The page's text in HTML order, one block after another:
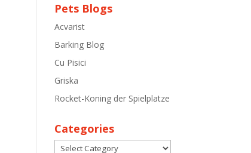
Pets Blogs
Acvarist
Barking Blog
Cu Pisici
Griska
Rocket-Koning der Spielplatze
Categories
Categories